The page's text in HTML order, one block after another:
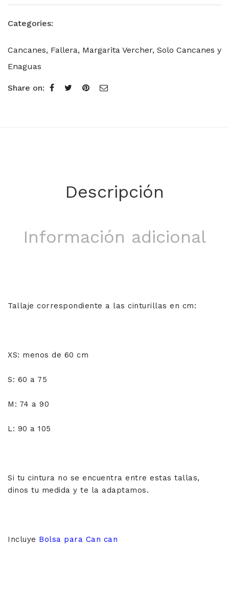
Categories:
Cancanes, Fallera, Margarita Vercher, Solo Cancanes y
Enaguas
Share on:
Descripción
Información adicional
Tallaje correspondiente a las cinturillas en cm:
XS: menos de 60 cm
S: 60 a 75
M: 74 a 90
L: 90 a 105
Si tu cintura no se encuentra entre estas tallas,
dinos tu medida y te la adaptamos.
Incluye Bolsa para Can can